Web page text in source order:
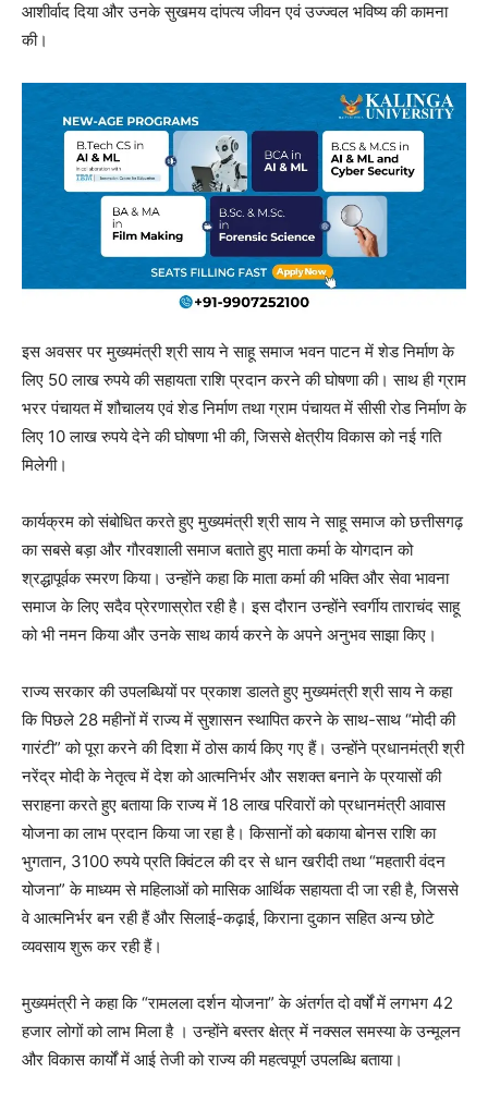
आशीर्वाद दिया और उनके सुखमय दांपत्य जीवन एवं उज्ज्वल भविष्य की कामना
की।
इस अवसर पर मुख्यमंत्री श्री साय ने साहू समाज भवन पाटन में शेड निर्माण के
लिए 50 लाख रुपये की सहायता राशि प्रदान करने की घोषणा की। साथ ही ग्राम
भरर पंचायत में शौचालय एवं शेड निर्माण तथा ग्राम पंचायत में सीसी रोड निर्माण के
लिए 10 लाख रुपये देने की घोषणा भी की, जिससे क्षेत्रीय विकास को नई गति
मिलेगी।
कार्यक्रम को संबोधित करते हुए मुख्यमंत्री श्री साय ने साहू समाज को छत्तीसगढ़
का सबसे बड़ा और गौरवशाली समाज बताते हुए माता कर्मा के योगदान को
श्रद्धापूर्वक स्मरण किया। उन्होंने कहा कि माता कर्मा की भक्ति और सेवा भावना
समाज के लिए सदैव प्रेरणास्रोत रही है। इस दौरान उन्होंने स्वर्गीय ताराचंद साहू
को भी नमन किया और उनके साथ कार्य करने के अपने अनुभव साझा किए।
राज्य सरकार की उपलब्धियों पर प्रकाश डालते हुए मुख्यमंत्री श्री साय ने कहा
कि पिछले 28 महीनों में राज्य में सुशासन स्थापित करने के साथ-साथ “मोदी की
गारंटी” को पूरा करने की दिशा में ठोस कार्य किए गए हैं। उन्होंने प्रधानमंत्री श्री
नरेंद्र मोदी के नेतृत्व में देश को आत्मनिर्भर और सशक्त बनाने के प्रयासों की
सराहना करते हुए बताया कि राज्य में 18 लाख परिवारों को प्रधानमंत्री आवास
योजना का लाभ प्रदान किया जा रहा है। किसानों को बकाया बोनस राशि का
भुगतान, 3100 रुपये प्रति क्विंटल की दर से धान खरीदी तथा “महतारी वंदन
योजना” के माध्यम से महिलाओं को मासिक आर्थिक सहायता दी जा रही है, जिससे
वे आत्मनिर्भर बन रही हैं और सिलाई-कढ़ाई, किराना दुकान सहित अन्य छोटे
व्यवसाय शुरू कर रही हैं।
मुख्यमंत्री ने कहा कि “रामलला दर्शन योजना” के अंतर्गत दो वर्षों में लगभग 42
हजार लोगों को लाभ मिला है । उन्होंने बस्तर क्षेत्र में नक्सल समस्या के उन्मूलन
और विकास कार्यों में आई तेजी को राज्य की महत्वपूर्ण उपलब्धि बताया।